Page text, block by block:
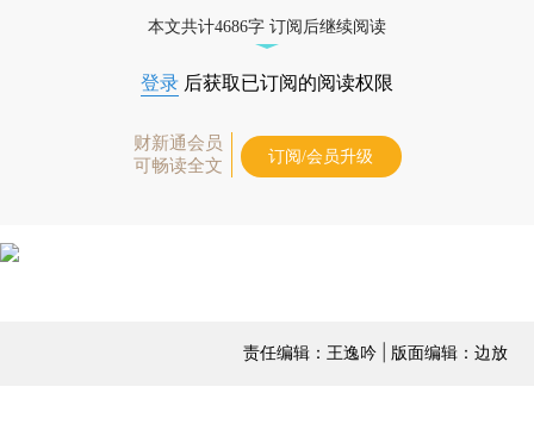
本文共计4686字 订阅后继续阅读
登录 后获取已订阅的阅读权限
财新通会员
可畅读全文
订阅/会员升级
责任编辑：王逸吟 | 版面编辑：边放